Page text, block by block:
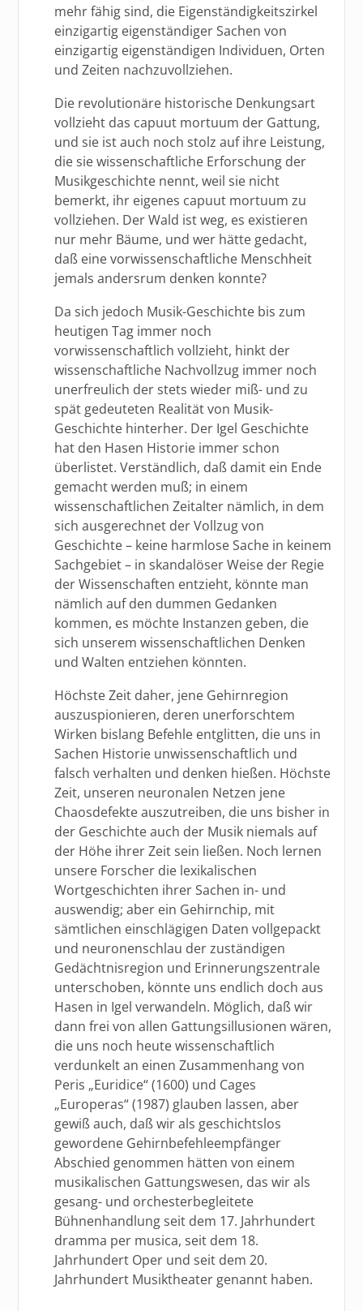
mehr fähig sind, die Eigenständigkeitszirkel
einzigartig eigenständiger Sachen von
einzigartig eigenständigen Individuen, Orten
und Zeiten nachzuvollziehen.
Die revolutionäre historische Denkungsart
vollzieht das capuut mortuum der Gattung,
und sie ist auch noch stolz auf ihre Leistung,
die sie wissenschaftliche Erforschung der
Musikgeschichte nennt, weil sie nicht
bemerkt, ihr eigenes capuut mortuum zu
vollziehen. Der Wald ist weg, es existieren
nur mehr Bäume, und wer hätte gedacht,
daß eine vorwissenschaftliche Menschheit
jemals andersrum denken konnte?
Da sich jedoch Musik-Geschichte bis zum
heutigen Tag immer noch
vorwissenschaftlich vollzieht, hinkt der
wissenschaftliche Nachvollzug immer noch
unerfreulich der stets wieder miß- und zu
spät gedeuteten Realität von Musik-
Geschichte hinterher. Der Igel Geschichte
hat den Hasen Historie immer schon
überlistet. Verständlich, daß damit ein Ende
gemacht werden muß; in einem
wissenschaftlichen Zeitalter nämlich, in dem
sich ausgerechnet der Vollzug von
Geschichte – keine harmlose Sache in keinem
Sachgebiet – in skandalöser Weise der Regie
der Wissenschaften entzieht, könnte man
nämlich auf den dummen Gedanken
kommen, es möchte Instanzen geben, die
sich unserem wissenschaftlichen Denken
und Walten entziehen könnten.
Höchste Zeit daher, jene Gehirnregion
auszuspionieren, deren unerforschtem
Wirken bislang Befehle entglitten, die uns in
Sachen Historie unwissenschaftlich und
falsch verhalten und denken hießen. Höchste
Zeit, unseren neuronalen Netzen jene
Chaosdefekte auszutreiben, die uns bisher in
der Geschichte auch der Musik niemals auf
der Höhe ihrer Zeit sein ließen. Noch lernen
unsere Forscher die lexikalischen
Wortgeschichten ihrer Sachen in- und
auswendig; aber ein Gehirnchip, mit
sämtlichen einschlägigen Daten vollgepackt
und neuronenschlau der zuständigen
Gedächtnisregion und Erinnerungszentrale
unterschoben, könnte uns endlich doch aus
Hasen in Igel verwandeln. Möglich, daß wir
dann frei von allen Gattungsillusionen wären,
die uns noch heute wissenschaftlich
verdunkelt an einen Zusammenhang von
Peris „Euridice“ (1600) und Cages
„Europeras“ (1987) glauben lassen, aber
gewiß auch, daß wir als geschichtslos
gewordene Gehirnbefehleempfänger
Abschied genommen hätten von einem
musikalischen Gattungswesen, das wir als
gesang- und orchesterbegleitete
Bühnenhandlung seit dem 17. Jahrhundert
dramma per musica, seit dem 18.
Jahrhundert Oper und seit dem 20.
Jahrhundert Musiktheater genannt haben.